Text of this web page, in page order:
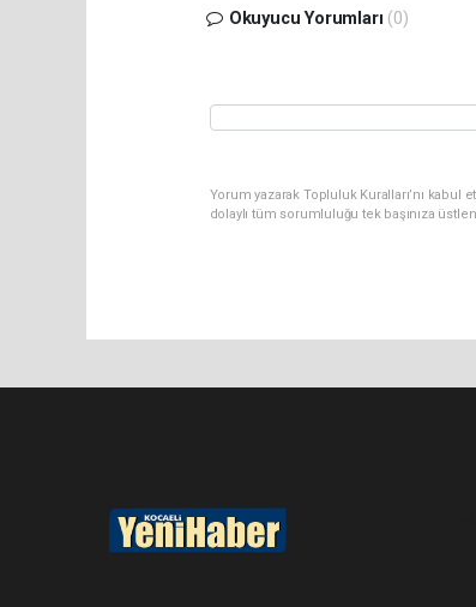
Okuyucu Yorumları (0)
Yorum yazarak Topluluk Kuralları’nı
dolaylı tüm sorumluluğu tek başınıza